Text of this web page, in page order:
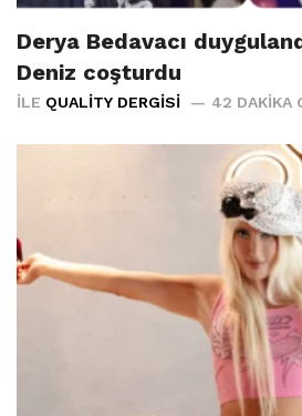
Derya Bedavacı
Deniz coşturdu
İLE QUALITY DERGISI 42 DAKIKA